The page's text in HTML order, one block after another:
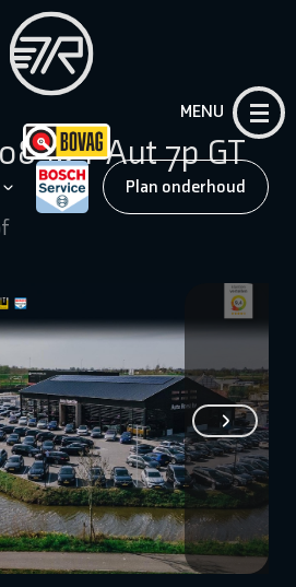
Plan onderhoud
MENU
1.2T Aut 7p GT